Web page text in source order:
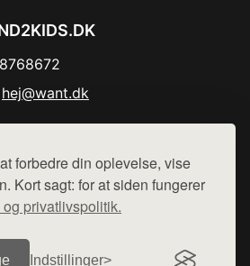
forbedre din oplevelse, vise
Kort sagt: for at siden fungerer
privatlivspolitik.
Indstillinger
hej@want.dk
side - vi henviser til de shops,